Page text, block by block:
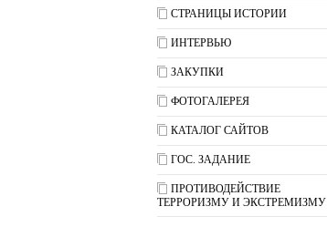
СТРАНИЦЫ ИСТОРИИ
ИНТЕРВЬЮ
ЗАКУПКИ
ФОТОГАЛЕРЕЯ
КАТАЛОГ САЙТОВ
ГОС. ЗАДАНИЕ
ПРОТИВОДЕЙСТВИЕ
ТЕРРОРИЗМУ И ЭКСТРЕМИЗМУ